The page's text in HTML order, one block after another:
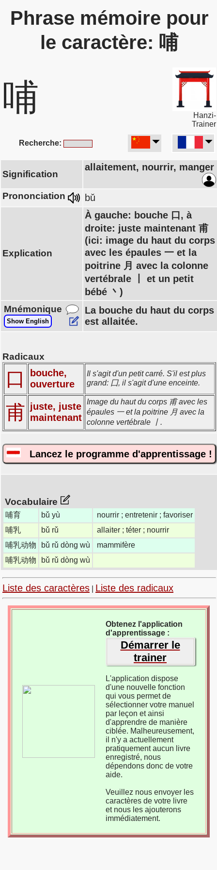
Phrase mémoire pour
le caractère: 哺
哺
Hanzi-
Trainer
Recherche:
Signification
allaitement, nourrir, manger
Prononciation bǔ
Explication
À gauche: bouche 口, à
droite: juste maintenant 甫
(ici: image du haut du corps
avec les épaules 一 et la
poitrine 月 avec la colonne
vertébrale 丨 et un petit
bébé 丶)
Mnémonique
Show English
La bouche du haut du corps
est allaitée.
Radicaux
口
bouche,
ouverture
Il s'agit d'un petit carré. S'il est plus
grand: 囗, il s'agit d'une enceinte.
甫 juste, juste
maintenant
Image du haut du corps 甫 avec les
épaules 一 et la poitrine 月 avec la
colonne vertébrale 丨.
Lancez le programme d'apprentissage !
Vocabulaire
哺育 bǔ yù
nourrir ; entretenir ; favoriser
哺乳
bǔ rǔ
allaiter ; téter ; nourrir
哺乳动物
bǔ rǔ dòng wù
mammifère
哺乳动物
bǔ rǔ dòng wù
Liste des caractères Liste des radicaux
Obtenez l'application
d'apprentissage :
Démarrer le
trainer
L'application dispose
d'une nouvelle fonction
qui vous permet de
sélectionner votre manuel
par leçon et ainsi
d'apprendre de manière
ciblée. Malheureusement,
il n'y a actuellement
pratiquement aucun livre
enregistré, nous
dépendons donc de votre
aide.
Veuillez nous envoyer les
caractères de votre livre
et nous les ajouterons
immédiatement.